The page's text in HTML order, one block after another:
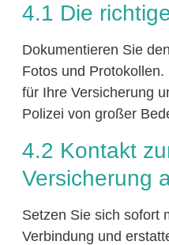
4.1 Die
Dokumentieren Sie
Fotos und
für Ihre Versicherung
Polizei von großer
4.2 Kontakt
Versicherung
Setzen Sie sich sofort
Verbindung und